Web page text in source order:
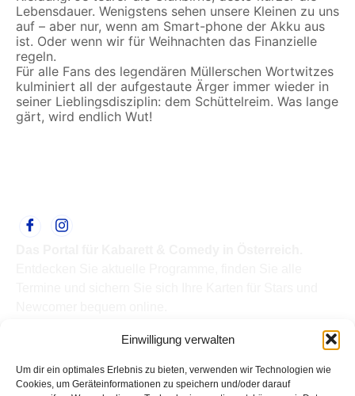
Einwilligung verwalten
Um dir ein optimales Erlebnis zu bieten, verwenden wir Technologien wie
Cookies, um Geräteinformationen zu speichern und/oder darauf
Lebensdauer. Wenigstens sehen unsere Kleinen zu uns
auf – aber nur, wenn am Smart-phone der Akku aus
ist. Oder wenn wir für Weihnachten das Finanzielle
regeln.
Für alle Fans des legendären Müllerschen Wortwitzes
kulminiert all der aufgestaute Ärger immer wieder in
seiner Lieblingsdisziplin: dem Schüttelreim. Was lange
gärt, wird endlich Wut!
Termine
Kabarettisten